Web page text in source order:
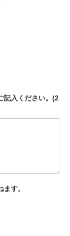
記入ください。(2
す。